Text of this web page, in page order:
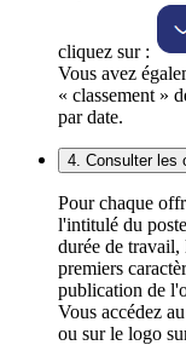
cliquez sur :
Vous avez
« classement »
par date.
4. Consulter les
Pour chaque
l'intitulé du
durée de travail,
premiers
publication de
Vous accédez
ou sur le logo